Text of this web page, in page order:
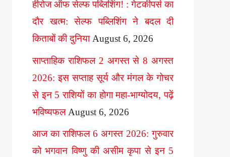
हीरोज ऑफ सेल्फ पब्लिशिंग! : गेटकीपर्स का
दौर खत्म: सेल्फ पब्लिशिंग ने बदल दी
किताबों की दुनिया August 6, 2026
साप्ताहिक राशिफल 2 अगस्त से 8 अगस्त
2026: इस सप्ताह सूर्य और मंगल के गोचर
से इन 5 राशियों का होगा महा-भाग्योदय, पढ़ें
भविष्यफल August 6, 2026
आज का राशिफल 6 अगस्त 2026: गुरुवार
को भगवान विष्णु की असीम कृपा से इन 5